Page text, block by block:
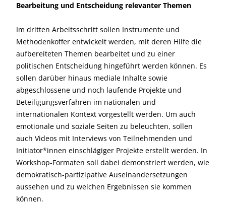
Bearbeitung und Entscheidung relevanter Themen
Im dritten Arbeitsschritt sollen Instrumente und
Methodenkoffer entwickelt werden, mit deren Hilfe die
aufbereiteten Themen bearbeitet und zu einer
politischen Entscheidung hingeführt werden können. Es
sollen darüber hinaus mediale Inhalte sowie
abgeschlossene und noch laufende Projekte und
Beteiligungsverfahren im nationalen und
internationalen Kontext vorgestellt werden. Um auch
emotionale und soziale Seiten zu beleuchten, sollen
auch Videos mit Interviews von Teilnehmenden und
Initiator*innen einschlägiger Projekte erstellt werden. In
Workshop-Formaten soll dabei demonstriert werden, wie
demokratisch-partizipative Auseinandersetzungen
aussehen und zu welchen Ergebnissen sie kommen
können.